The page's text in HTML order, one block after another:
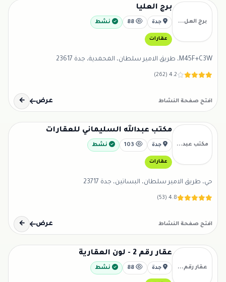
برج العل...
برج العليا
جدة نشط
عقارات
M45F+C3W، طريق الامير سلطان، المحمدية، جدة 23617
4.2 (262)
افتح صفحة النشاط عرض ←
مكتب عبد...
مكتب عبدالله السليماني للعقارات
جدة نشط
عقارات
حي، طريق الامير سلطان، البساتين، جدة 23717
4.8 (53)
افتح صفحة النشاط عرض ←
عقار رقم...
عقار رقم 2 - لون العقارية
جدة نشط